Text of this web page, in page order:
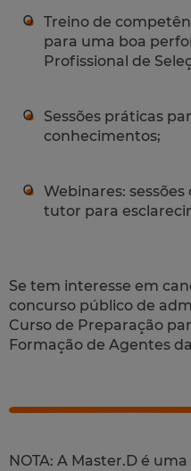
Treino de
para uma boa
Profissional de
Sessões práticas
conhecimentos;
Webinares:
tutor para
Se tem interesse em
concurso público de
Curso de Preparação
Formação de Agentes
NOTA: A Master.D é